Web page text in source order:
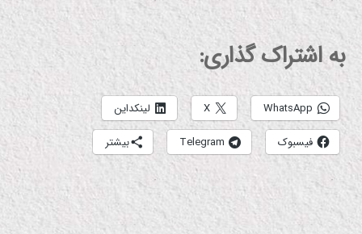
به اشتراک گذاری:
WhatsApp
X
لینکداین
فیسبوک
Telegram بیشتر